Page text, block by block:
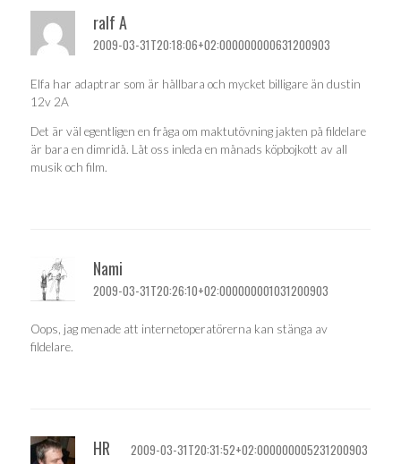
ralf A
2009-03-31T20:18:06+02:000000000631200903
Elfa har adaptrar som är hållbara och mycket billigare än dustin
12v 2A
Det är väl egentligen en fråga om maktutövning jakten på fildelare
är bara en dimridå. Låt oss inleda en månads köpbojkott av all
musik och film.
Nami
2009-03-31T20:26:10+02:000000001031200903
Oops, jag menade att internetoperatörerna kan stänga av
fildelare.
HR 2009-03-31T20:31:52+02:000000005231200903